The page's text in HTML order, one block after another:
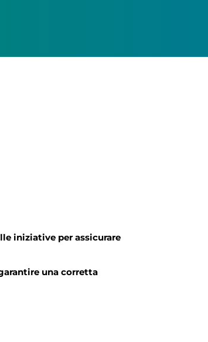
iniziative per assicurare
una corretta